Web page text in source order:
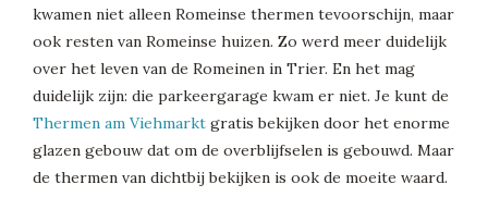
kwamen niet alleen Romeinse thermen tevoorschijn, maar
ook resten van Romeinse huizen. Zo werd meer duidelijk
over het leven van de Romeinen in Trier. En het mag
duidelijk zijn: die parkeergarage kwam er niet. Je kunt de
Thermen am Viehmarkt gratis bekijken door het enorme
glazen gebouw dat om de overblijfselen is gebouwd. Maar
de thermen van dichtbij bekijken is ook de moeite waard.